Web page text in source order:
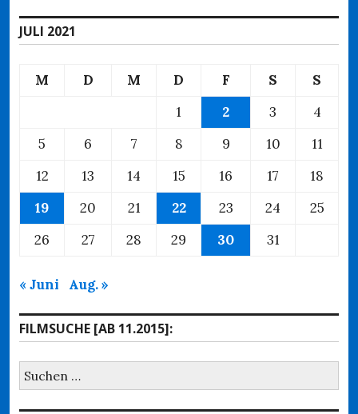
JULI 2021
M D M D F S
S
1
2 3
4
5
6 7 8 9 10
11
12
13 14 15 16 17
18
19
20 21 22 23 24
25
26
27 28 29 30 31
« Juni Aug. »
FILMSUCHE [AB 11.2015]:
Suchen
nach: